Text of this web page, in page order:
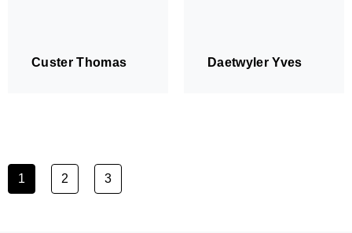
Custer Thomas Daetwyler Yves
1 2 3